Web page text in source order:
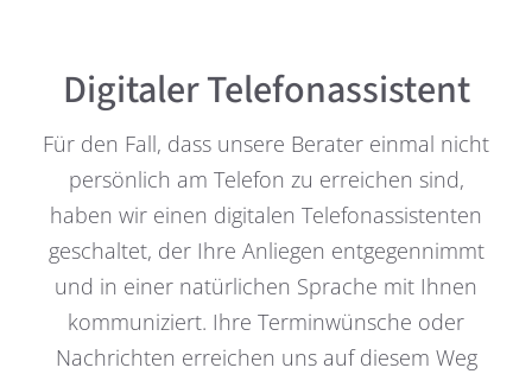
Digitaler Telefonassistent
Für den Fall, dass unsere Berater einmal nicht
persönlich am Telefon zu erreichen sind,
haben wir einen digitalen Telefonassistenten
geschaltet, der Ihre Anliegen entgegennimmt
und in einer natürlichen Sprache mit Ihnen
kommuniziert. Ihre Terminwünsche oder
Nachrichten erreichen uns auf diesem Weg